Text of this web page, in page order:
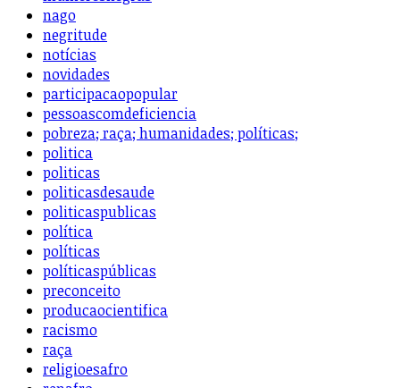
nago
negritude
notícias
novidades
participacaopopular
pessoascomdeficiencia
pobreza; raça; humanidades; políticas;
politica
politicas
politicasdesaude
politicaspublicas
política
políticas
políticaspúblicas
preconceito
producaocientifica
racismo
raça
religioesafro